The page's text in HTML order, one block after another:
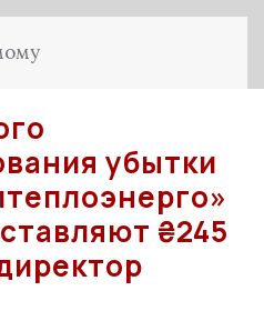
убытки
₴245